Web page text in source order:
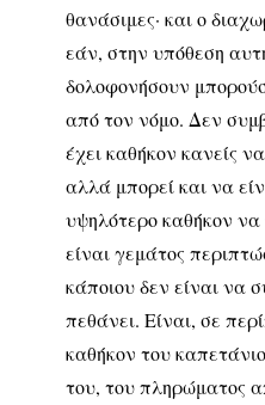
θανάσιμες· και ο
εάν, στην υπόθεση
δολοφονήσουν
από τον νόμο. Δεν
έχει καθήκον κανείς
αλλά μπορεί και να
υψηλότερο καθήκον να
είναι γεμάτος
κάποιου δεν είναι να
πεθάνει. Είναι, σε
καθήκον του
του, του πληρώματος